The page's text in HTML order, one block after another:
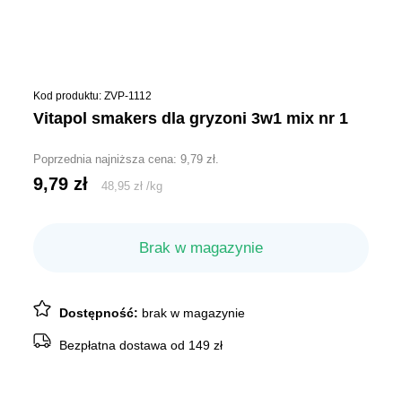
Kod produktu: ZVP-1112
vitapol smakers dla gryzoni 3w1 mix nr 1
Poprzednia najniższa cena:9,79zł.
9,79zł 48,95zł /kg
Brak w magazynie
Dostępność: brak w magazynie
Bezpłatna dostawa od 149 zł